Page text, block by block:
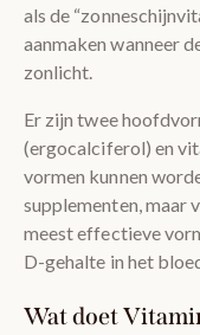
als de
aanmaken wanneer
zonlicht.
Er zijn twee
(ergocalciferol) en
vormen kunnen
supplementen, maar
meest effectieve
D-gehalte in het
Wat doet